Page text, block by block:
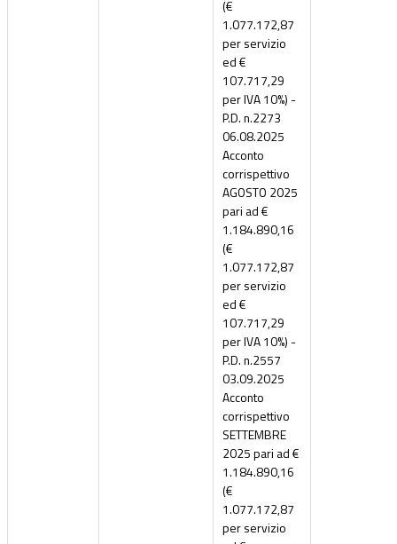
(€
1.077.172,87
per servizio
ed €
107.717,29
per IVA 10%) -
P.D. n.2273
06.08.2025
Acconto
corrispettivo
AGOSTO 2025
pari ad €
1.184.890,16
(€
1.077.172,87
per servizio
ed €
107.717,29
per IVA 10%) -
P.D. n.2557
03.09.2025
Acconto
corrispettivo
SETTEMBRE
2025 pari ad €
1.184.890,16
(€
1.077.172,87
per servizio